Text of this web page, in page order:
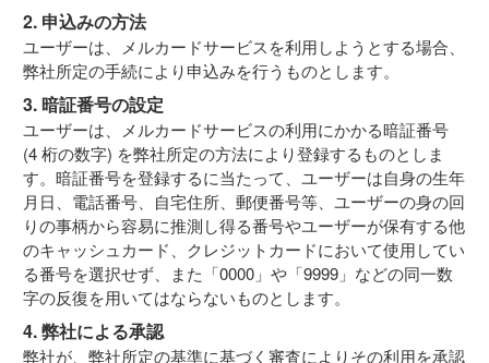
2. 申込みの方法
ユーザーは、メルカードサービスを利用しようとする場合、
弊社所定の手続により申込みを行うものとします。
3. 暗証番号の設定
ユーザーは、メルカードサービスの利用にかかる暗証番号
(4 桁の数字) を弊社所定の方法により登録するものとしま
す。暗証番号を登録するに当たって、ユーザーは自身の生年
月日、電話番号、自宅住所、郵便番号等、ユーザーの身の回
りの事柄から容易に推測し得る番号やユーザーが保有する他
のキャッシュカード、クレジットカードにおいて使用してい
る番号を選択せず、また「0000」や「9999」などの同一数
字の反復を用いてはならないものとします。
4. 弊社による承認
弊社が、弊社所定の基準に基づく審査によりその利用を承認